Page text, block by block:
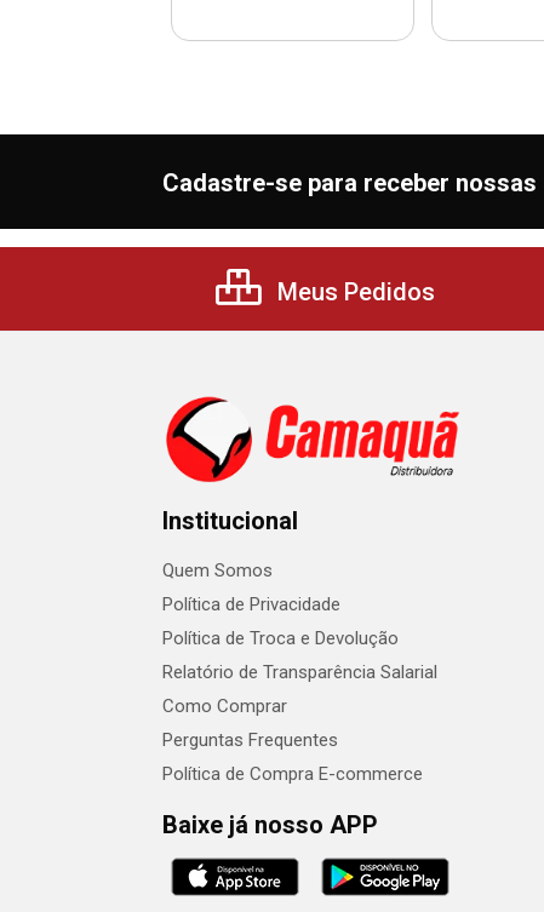
Cadastre-se para receber
Meus Pedidos
Institucional
Quem Somos
Política de Privacidade
Política de Troca e Devolução
Relatório de Transparência Salarial
Como Comprar
Perguntas Frequentes
Política de Compra E-commerce
Baixe já nosso APP